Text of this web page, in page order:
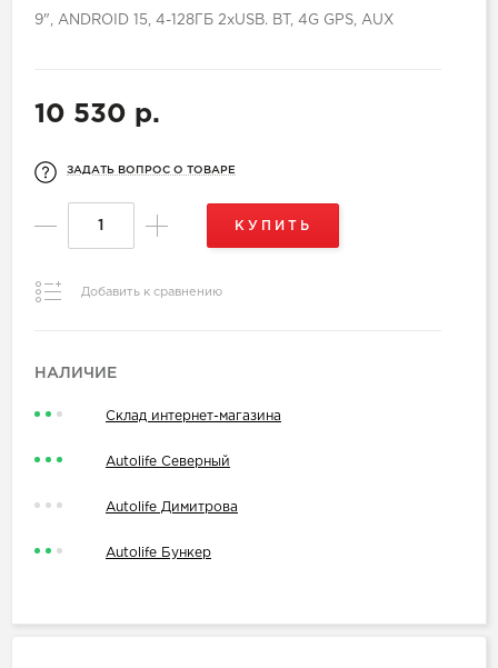
9", ANDROID 15, 4-128ГБ 2xUSB. BT, 4G GPS, AUX
10 530 р.
ЗАДАТЬ ВОПРОС О ТОВАРЕ
КУПИТЬ
Добавить к сравнению
НАЛИЧИЕ
Склад интернет-магазина
Autolife Северный
Autolife Димитрова
Autolife Бункер